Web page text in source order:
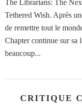
The Librarians: The
Tethered Wish. Après
de remettre tout le
Chapter continue sur sa
beaucoup...
CRITIQUE